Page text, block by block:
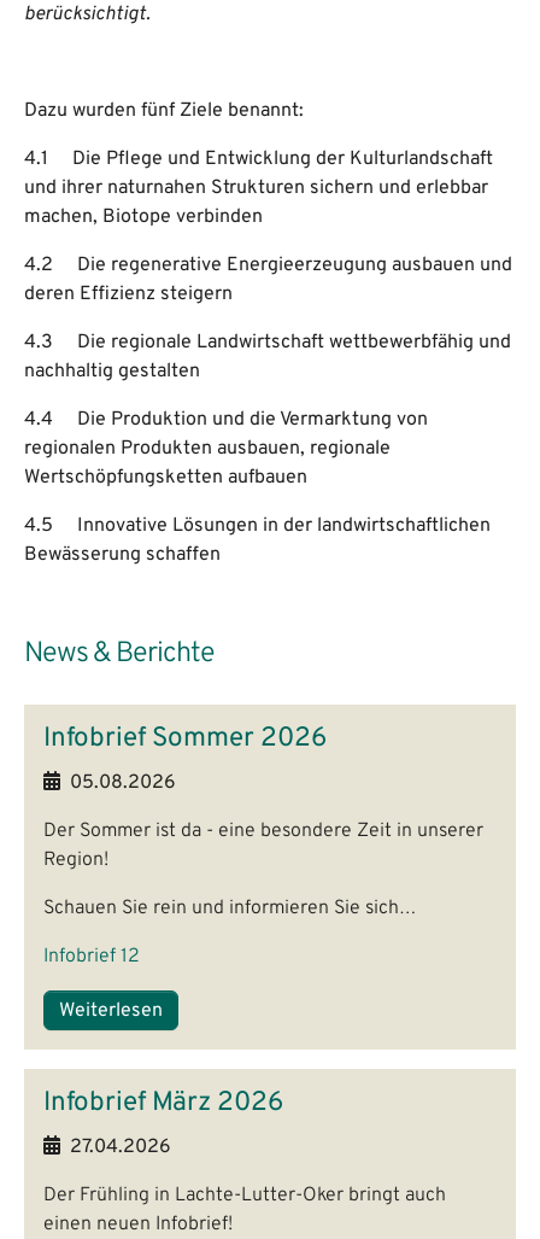
berücksichtigt.
Dazu wurden fünf Ziele benannt:
4.1 Die Pflege und Entwicklung der Kulturlandschaft
und ihrer naturnahen Strukturen sichern und erlebbar
machen, Biotope verbinden
4.2 Die regenerative Energieerzeugung ausbauen und
deren Effizienz steigern
4.3 Die regionale Landwirtschaft wettbewerbfähig und
nachhaltig gestalten
4.4 Die Produktion und die Vermarktung von
regionalen Produkten ausbauen, regionale
Wertschöpfungsketten aufbauen
4.5 Innovative Lösungen in der landwirtschaftlichen
Bewässerung schaffen
News & Berichte
Infobrief Sommer 2026
05.08.2026
Der Sommer ist da - eine besondere Zeit in unserer
Region!
Schauen Sie rein und informieren Sie sich…
Infobrief 12
Weiterlesen
Infobrief März 2026
27.04.2026
Der Frühling in Lachte-Lutter-Oker bringt auch
einen neuen Infobrief!